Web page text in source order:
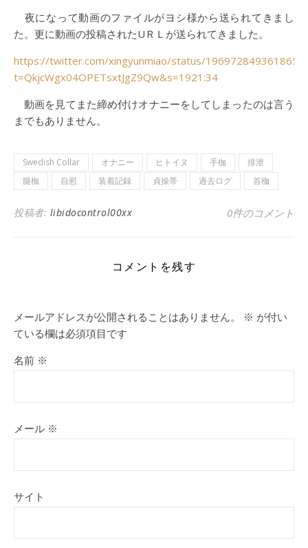
夜になって動画のファイルがヨシ様から送られてきまし
た。更に動画の投稿されたUＲＬが送られてきました。
https://twitter.com/xingyunmiao/status/
t=QkjcWgx04OPETsxtJgZ9Qw&s=1921:34
動画を見てまた締め付けオナニーをしてしまったのは言う
までもありません。
Swedish Collar オナニー ヒトイヌ 手枷
排泄
腿枷
自慰 装着記録 貞操帯 過去ログ 首枷
投稿者: libidocontrol00xx 0件のコメント
コメントを残す
メールアドレスが公開されることはありません。 ※ が付い
ている欄は必須項目です
名前 ※
メール ※
サイト